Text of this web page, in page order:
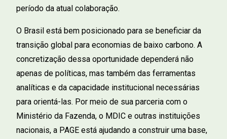
período da atual colaboração.
O Brasil está bem posicionado para se beneficiar da
transição global para economias de baixo carbono. A
concretização dessa oportunidade dependerá não
apenas de políticas, mas também das ferramentas
analíticas e da capacidade institucional necessárias
para orientá-las. Por meio de sua parceria com o
Ministério da Fazenda, o MDIC e outras instituições
nacionais, a PAGE está ajudando a construir uma base,